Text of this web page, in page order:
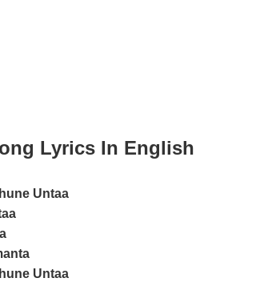
Lyrics In English
Untaa
Untaa